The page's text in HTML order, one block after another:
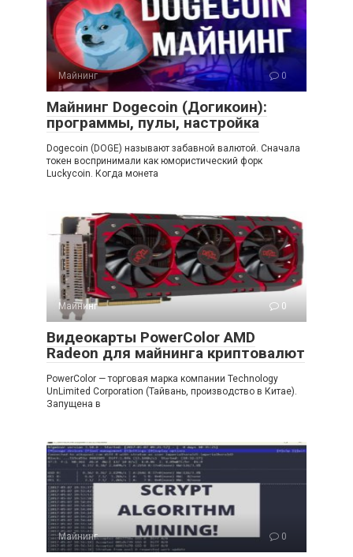
Майнинг 0
Майнинг Dogecoin (Догикоин):
программы, пулы, настройка
Dogecoin (DOGE) называют забавной валютой. Сначала
токен воспринимали как юмористический форк
Luckycoin. Когда монета
Майнинг 0
Видеокарты PowerColor AMD
Radeon для майнинга криптовалют
PowerColor — торговая марка компании Technology
UnLimited Corporation (Тайвань, производство в Китае).
Запущена в
Майнинг 0